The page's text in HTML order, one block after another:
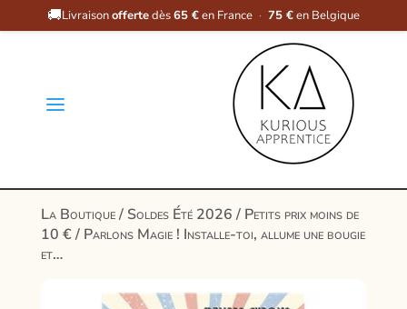
🚚Livraisonoffertedès65 €en France · 75 €en Belgique
a
La Boutique/ Soldes Été 2026/ Petits prix moins de
10 €/ Parlons Magie ! Installe-toi, allume une bougie
et…